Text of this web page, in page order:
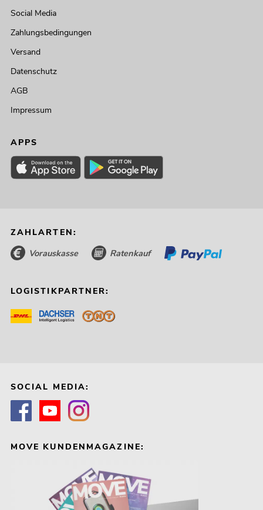
Social Media
Zahlungsbedingungen
Versand
Datenschutz
AGB
Impressum
APPS
ZAHLARTEN:
Vorauskasse Ratenkauf
LOGISTIKPARTNER:
SOCIAL MEDIA:
MOVE KUNDENMAGAZINE: